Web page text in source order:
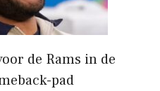
de Rams in de
pad